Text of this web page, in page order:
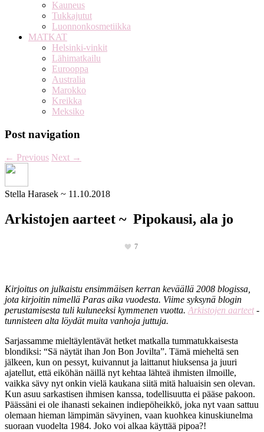
Kauneus
Tukkajutut
Luonnonkosmetiikka
MATKAT
Helsinki-vinkit
Lähimatkailu
Eurooppa
Australia
Marokko
Kreikka
Meksiko
Post navigation
← Previous Next →
Stella Harasek ~ 11.10.2018
Arkistojen aarteet ~ Pipokausi, ala jo
7
Kirjoitus on julkaistu ensimmäisen kerran keväällä 2008 blogissa,
jota kirjoitin nimellä Paras aika vuodesta. Viime syksynä blogin
perustamisesta tuli kuluneeksi kymmenen vuotta.Arkistojen aarteet-
tunnisteen alta löydät muita vanhoja juttuja.
Sarjassamme mieltäylentävät hetket matkalla tummatukkaisesta
blondiksi: “Sä näytät ihan Jon Bon Jovilta”. Tämä mieheltä sen
jälkeen, kun on pessyt, kuivannut ja laittanut hiuksensa ja juuri
ajatellut, että eiköhän näillä nyt kehtaa lähteä ihmisten ilmoille,
vaikka sävy nyt onkin vielä kaukana siitä mitä haluaisin sen olevan.
Kun asuu sarkastisen ihmisen kanssa, todellisuutta ei pääse pakoon.
Päässäni ei ole ihanasti sekainen indiepöheikkö, joka nyt vaan sattuu
olemaan hieman lämpimän sävyinen, vaan kuohkea kinuskiunelma
suoraan vuodelta 1984. Joko voi alkaa käyttää pipoa?!